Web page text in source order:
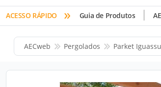
tinta,
etc
ACESSO RÁPIDO » Guia de Produtos
AECweb Pergolados Parket Iguassu